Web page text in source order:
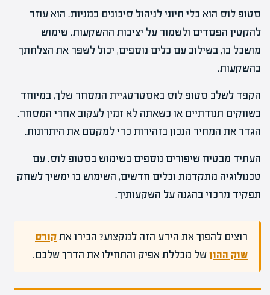
סטופ לוס הוא כלי חיוני לניהול סיכונים במניות. הוא עוזר
להקטין הפסדים ולשמור על יציבות ההשקעות. שימוש
מושכל בו, בשילוב עם כלים נוספים, יכול לשפר את הצלחתך
בהשקעות.
הקפד לשלב סטופ לוס באסטרטגיית המסחר שלך, במיוחד
בשווקים תנודתיים או כשאתה לא זמין לעקוב אחרי המסחר.
הגדר את המחיר הנכון בזהירות כדי למקסם את היתרונות.
העתיד מבטיח שיפורים נוספים בשימוש בסטופ לוס. עם
טכנולוגיה מתקדמת וכלים חדשים, השימוש בו ימשיך לשחק
תפקיד מרכזי בהגנה על השקעותיך.
רוצים להפוך את הידע הזה למקצוע? הכירו אתקורס
שוק ההוןשל מכללת אפיק והתחילו את הדרך שלכם.